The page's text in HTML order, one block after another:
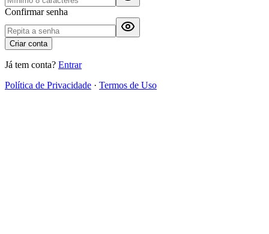
Confirmar senha
Criar conta
Já tem conta? Entrar
Política de Privacidade · Termos de Uso